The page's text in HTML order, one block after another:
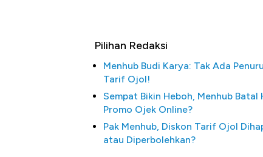
Pilihan Redaksi
Menhub Budi Karya: Tak Ada
Tarif Ojol!
Sempat Bikin Heboh, Menhub Batal
Promo Ojek Online?
Pak Menhub, Diskon Tarif Ojol
atau Diperbolehkan?